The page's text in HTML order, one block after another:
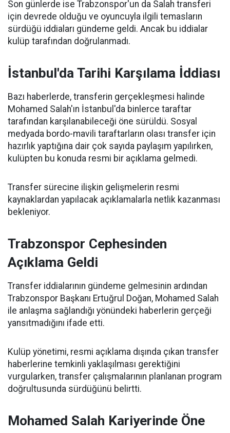
Son günlerde ise Trabzonspor'un da Salah transferi
için devrede olduğu ve oyuncuyla ilgili temasların
sürdüğü iddiaları gündeme geldi. Ancak bu iddialar
kulüp tarafından doğrulanmadı.
İstanbul'da Tarihi Karşılama İddiası
Bazı haberlerde, transferin gerçekleşmesi halinde
Mohamed Salah'ın İstanbul'da binlerce taraftar
tarafından karşılanabileceği öne sürüldü. Sosyal
medyada bordo-mavili taraftarların olası transfer için
hazırlık yaptığına dair çok sayıda paylaşım yapılırken,
kulüpten bu konuda resmi bir açıklama gelmedi.
Transfer sürecine ilişkin gelişmelerin resmi
kaynaklardan yapılacak açıklamalarla netlik kazanması
bekleniyor.
Trabzonspor Cephesinden
Açıklama Geldi
Transfer iddialarının gündeme gelmesinin ardından
Trabzonspor Başkanı Ertuğrul Doğan, Mohamed Salah
ile anlaşma sağlandığı yönündeki haberlerin gerçeği
yansıtmadığını ifade etti.
Kulüp yönetimi, resmi açıklama dışında çıkan transfer
haberlerine temkinli yaklaşılması gerektiğini
vurgularken, transfer çalışmalarının planlanan program
doğrultusunda sürdüğünü belirtti.
Mohamed Salah Kariyerinde Öne